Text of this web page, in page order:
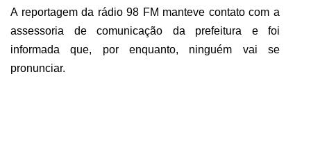
A reportagem da rádio 98 FM manteve contato com a
assessoria de comunicação da prefeitura e foi
informada que, por enquanto, ninguém vai se
pronunciar.